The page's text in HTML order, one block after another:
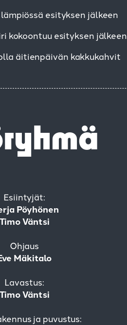
esityksen jälkeen
kokoontuu esityksen jälkeen
äitienpäivän kakkukahvit
Esiintyjät:
Pöyhönen
Timo Väntsi
Ohjaus
Mäkitalo
Lavastus:
Timo Väntsi
ja puvustus: